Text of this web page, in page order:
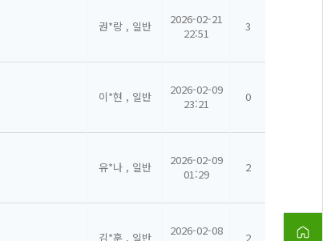
권*랑 , 일반
2026-02-21
22:51
3
이*현 , 일반
2026-02-09
23:21
0
유*나 , 일반
2026-02-09
01:29
2
김*훈 , 일반
2026-02-08
2